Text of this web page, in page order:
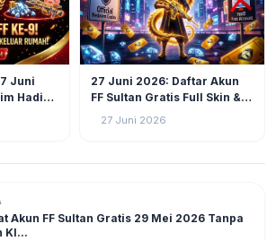
Juni
Hadiah
ke-9,
27 Juni 2026: Daftar Akun
FF Sultan Gratis Full Skin &
Diamond Melimpah!
27 Juni 2026
Akun FF Sultan Gratis 29 Mei 2026 Tanpa
Kl...